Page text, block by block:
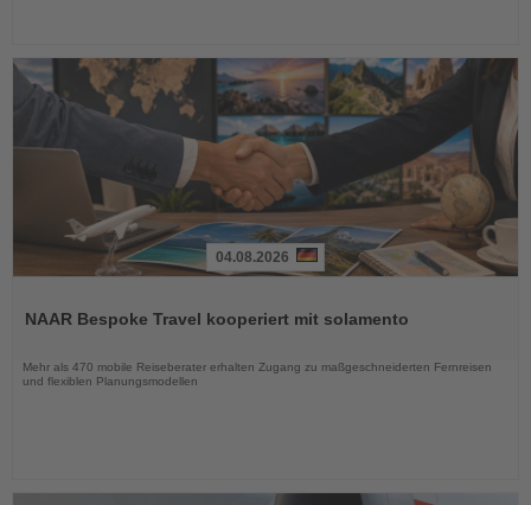
die
04.08.2026
NAAR Bespoke Travel kooperiert mit solamento
Mehr als 470 mobile Reiseberater erhalten Zugang zu maßgeschneiderten Fernreisen
und flexiblen Planungsmodellen